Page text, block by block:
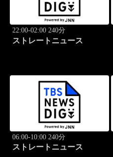
22:00-02:00 240分
ストレートニュース
06:00-10:00 240分
ストレートニュース